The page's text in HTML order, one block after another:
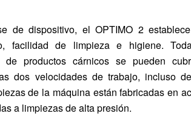
de dispositivo, el OPTIMO 2
facilidad de limpieza e higiene.
de productos cárnicos se pueden
dos velocidades de trabajo, incluso
de la máquina están fabricadas en
a limpiezas de alta presión.